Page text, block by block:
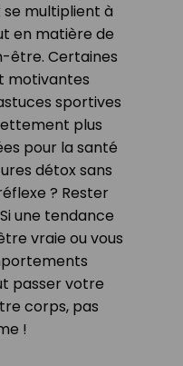
se multiplient à
en matière de
être. Certaines
motivantes
sportives
plus
pour la santé
détox sans
? Rester
une tendance
vraie ou vous
passer votre
corps, pas
!